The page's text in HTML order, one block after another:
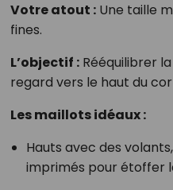
Votre atout :Une taille
fines.
L’objectif :Rééquilibrer
regard vers le haut du
Les maillots idéaux :
Hauts avec des
imprimés pour étoffer